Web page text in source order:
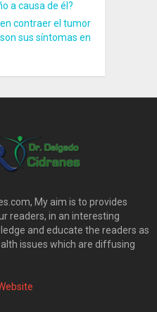
a causa de él?
contraer el tumor
sus síntomas en
My aim is to provides
readers, in an interesting
and educate the readers as
issues which are diffusing